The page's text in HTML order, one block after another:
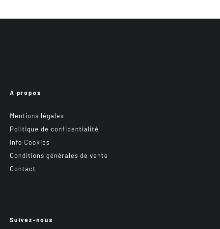
A propos
Mentions légales
Politique de confidentialité
Info Cookies
Conditions générales de vente
Contact
Suivez-nous